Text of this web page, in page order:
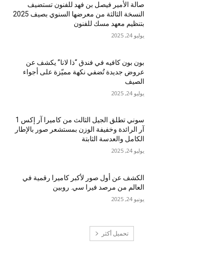
صالة الأمير فيصل بن فهد للفنون تستضيف
النسخة الثالثة من معرضها السنوي بصيف 2025
بتنظيم معهد مسك للفنون
يوليو 24, 2025
بون بون كافيه في فندق “ذا لانا” يكشف عن
عروض جديدة تُضفي نكهة مميّزة على أجواء
الصيف
يوليو 24, 2025
سوني تطلق الجيل الثالث من كاميرا آر إكس 1
آر الرائدة وخفيفة الوزن بمستشعر صور بالإطار
الكامل والعدسة الثابتة
يوليو 24, 2025
الكشف عن أول صور لأكبر كاميرا رقمية في
العالم من مرصد فيرا سي. روبين
يونيو 24, 2025
تحميل أكثر